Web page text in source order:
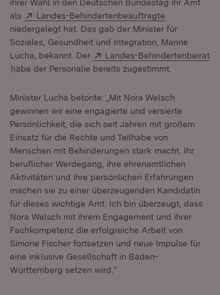
ihrer Wahl in den Deutschen Bundestag ihr Amt
als
Extern:
Landes-Behindertenbeauftragte
niedergelegt hat. Das gab der Minister für
Soziales, Gesundheit und Integration, Manne
Lucha, bekannt. Der
Extern:
Landes-Behindertenbeirat
(Öffnet in neuem Fenster)
habe der Personalie bereits zugestimmt.
Minister Lucha betonte: „Mit Nora Welsch
gewinnen wir eine engagierte und versierte
Persönlichkeit, die sich seit Jahren mit großem
Einsatz für die Rechte und Teilhabe von
Menschen mit Behinderungen stark macht. Ihr
beruflicher Werdegang, ihre ehrenamtlichen
Aktivitäten und ihre persönlichen Erfahrungen
machen sie zu einer überzeugenden Kandidatin
für dieses wichtige Amt. Ich bin überzeugt, dass
Nora Welsch mit ihrem Engagement und ihrer
Fachkompetenz die erfolgreiche Arbeit von
Simone Fischer fortsetzen und neue Impulse für
eine inklusive Gesellschaft in Baden-
Württemberg setzen wird.“